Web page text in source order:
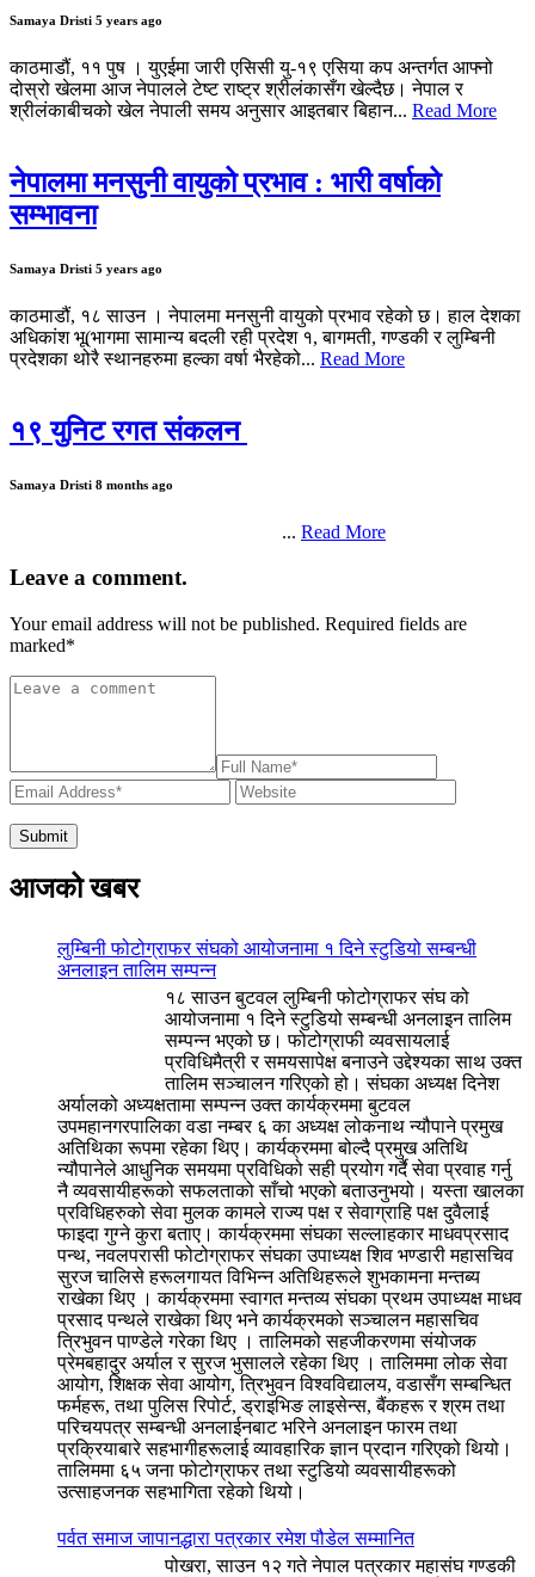
Samaya Dristi 5 years ago
काठमाडौं, ११ पुष । युएईमा जारी एसिसी यु-१९ एसिया कप अन्तर्गत आफ्नो
दोस्रो खेलमा आज नेपालले टेष्ट राष्ट्र श्रीलंकासँग खेल्दैछ। नेपाल र
श्रीलंकाबीचको खेल नेपाली समय अनुसार आइतबार बिहान... Read More
नेपालमा मनसुनी वायुको प्रभाव : भारी वर्षाको
सम्भावना
Samaya Dristi 5 years ago
काठमाडौं, १८ साउन । नेपालमा मनसुनी वायुको प्रभाव रहेको छ। हाल देशका
अधिकांश भू(भागमा सामान्य बदली रही प्रदेश १, बागमती, गण्डकी र लुम्बिनी
प्रदेशका थोरै स्थानहरुमा हल्का वर्षा भैरहेको... Read More
१९ युनिट रगत संकलन
Samaya Dristi 8 months ago
... Read More
Leave a comment.
Your email address will not be published. Required fields are
marked*
आजको खबर
लुम्बिनी फोटोग्राफर संघको आयोजनामा १ दिने स्टुडियो सम्बन्धी
अनलाइन तालिम सम्पन्न
१८ साउन बुटवल लुम्बिनी फोटोग्राफर संघ को
आयोजनामा १ दिने स्टुडियो सम्बन्धी अनलाइन तालिम
सम्पन्न भएको छ। फोटोग्राफी व्यवसायलाई
प्रविधिमैत्री र समयसापेक्ष बनाउने उद्देश्यका साथ उक्त
तालिम सञ्चालन गरिएको हो। संघका अध्यक्ष दिनेश
अर्यालको अध्यक्षतामा सम्पन्न उक्त कार्यक्रममा बुटवल
उपमहानगरपालिका वडा नम्बर ६ का अध्यक्ष लोकनाथ न्यौपाने प्रमुख
अतिथिका रूपमा रहेका थिए। कार्यक्रममा बोल्दै प्रमुख अतिथि
न्यौपानेले आधुनिक समयमा प्रविधिको सही प्रयोग गर्दै सेवा प्रवाह गर्नु
नै व्यवसायीहरूको सफलताको साँचो भएको बताउनुभयो। यस्ता खालका
प्रविधिहरुको सेवा मुलक कामले राज्य पक्ष र सेवाग्राहि पक्ष दुवैलाई
फाइदा गुग्ने कुरा बताए। कार्यक्रममा संघका सल्लाहकार माधवप्रसाद
पन्थ, नवलपरासी फोटोग्राफर संघका उपाध्यक्ष शिव भण्डारी महासचिव
सुरज चालिसे हरूलगायत विभिन्न अतिथिहरूले शुभकामना मन्तब्य
राखेका थिए । कार्यक्रममा स्वागत मन्तव्य संघका प्रथम उपाध्यक्ष माधव
प्रसाद पन्थले राखेका थिए भने कार्यक्रमको सञ्चालन महासचिव
त्रिभुवन पाण्डेले गरेका थिए । तालिमको सहजीकरणमा संयोजक
प्रेमबहादुर अर्याल र सुरज भुसालले रहेका थिए । तालिममा लोक सेवा
आयोग, शिक्षक सेवा आयोग, त्रिभुवन विश्वविद्यालय, वडासँग सम्बन्धित
फर्महरू, तथा पुलिस रिपोर्ट, ड्राइभिङ लाइसेन्स, बैंकहरू र श्रम तथा
परिचयपत्र सम्बन्धी अनलाईनबाट भरिने अनलाइन फारम तथा
प्रक्रियाबारे सहभागीहरूलाई व्यावहारिक ज्ञान प्रदान गरिएको थियो।
तालिममा ६५ जना फोटोग्राफर तथा स्टुडियो व्यवसायीहरूको
उत्साहजनक सहभागिता रहेको थियो।
पर्वत समाज जापानद्धारा पत्रकार रमेश पौडेल सम्मानित
पोखरा, साउन १२ गते नेपाल पत्रकार महासंघ गण्डकी